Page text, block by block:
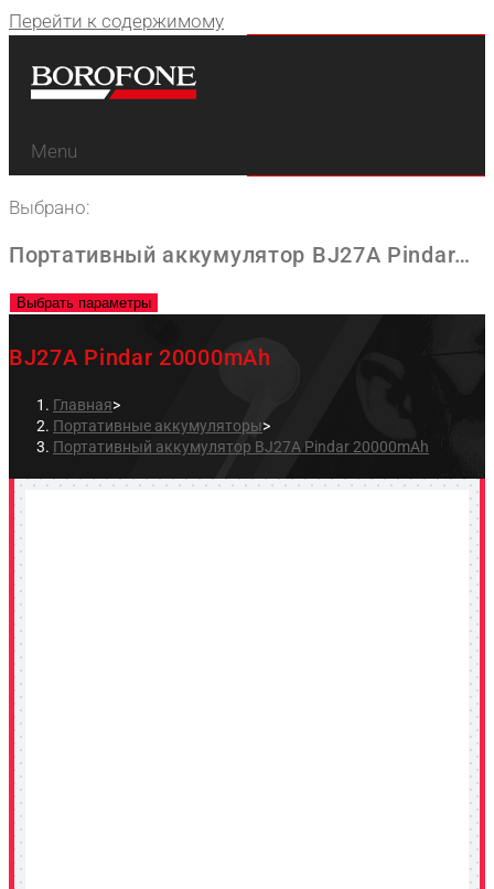
Перейти к содержимому
Menu
Выбрано:
Портативный аккумулятор BJ27A Pindar…
Выбрать параметры
BJ27A Pindar 20000mAh
Главная>
Портативные аккумуляторы>
Портативный аккумулятор BJ27A Pindar 20000mAh